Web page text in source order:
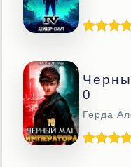
0
Герда